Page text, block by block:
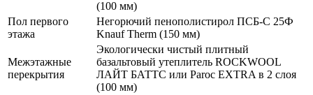
(100 мм)
Пол первого
этажа
Негорючий пенополистирол ПСБ-С 25Ф
Knauf Therm (150 мм)
Межэтажные
перекрытия
Экологически чистый плитный
базальтовый утеплитель ROCKWOOL
ЛАЙТ БАТТС или Paroc EXTRA в 2 слоя
(100 мм)